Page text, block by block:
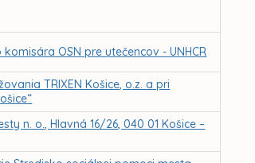
OSN pre utečencov - UNHCR
TRIXEN Košice, o.z. a pri
n. o., Hlavná 16/26, 040 01 Košice –